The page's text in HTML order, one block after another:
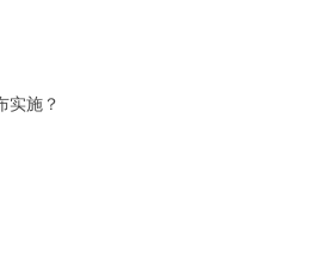
实施？